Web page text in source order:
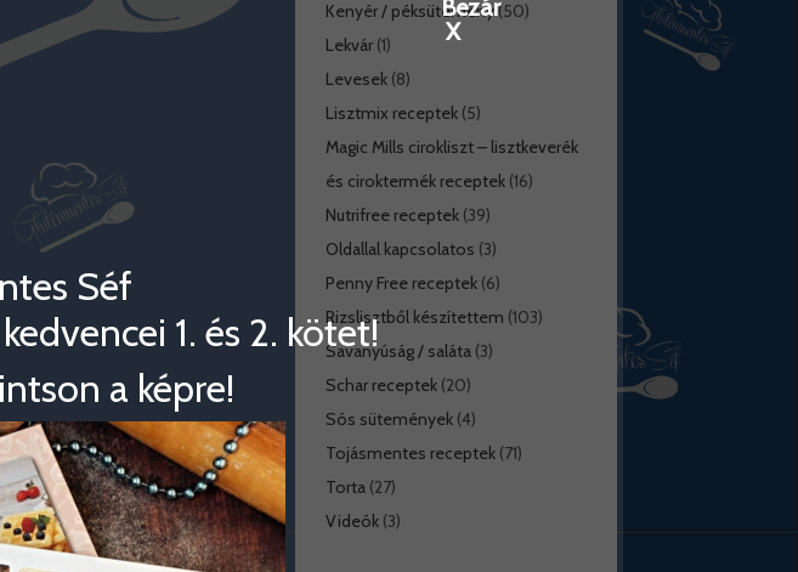
Kenyér / péksütemény(50)
Lekvár(1)
Levesek(8)
Lisztmix receptek(5)
Magic Mills cirokliszt – lisztkeverék
és ciroktermék receptek(16)
Nutrifree receptek(39)
Oldallal kapcsolatos (3)
Penny Free receptek(6)
Rizslisztből készítettem (103)
Savanyúság / saláta(3)
Schar receptek(20)
Sós sütemények(4)
Tojásmentes receptek(71)
Torta(27)
Videók(3)
Séf
1. és 2. kötet!
a képre!
Bezár
X